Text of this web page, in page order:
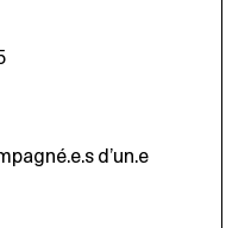
d’un.e